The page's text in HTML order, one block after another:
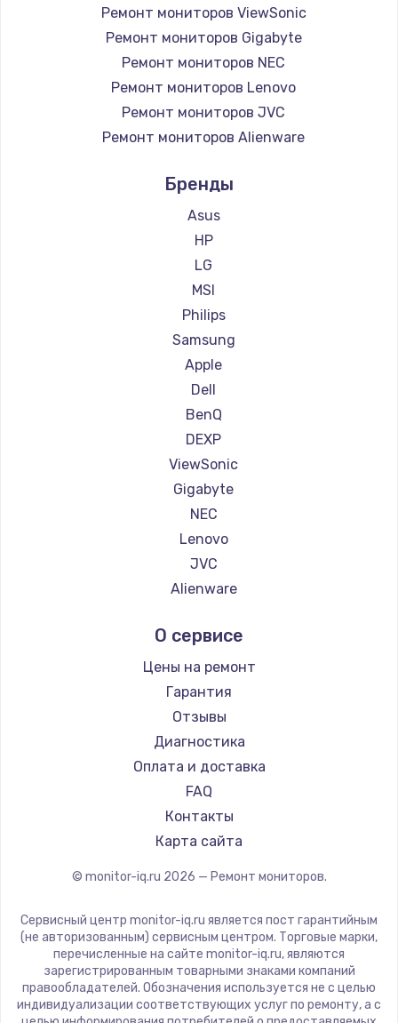
Ремонт мониторов ViewSonic
Ремонт мониторов Gigabyte
Ремонт мониторов NEC
Ремонт мониторов Lenovo
Ремонт мониторов JVC
Ремонт мониторов Alienware
Ремонт мониторов Thunderobot
Ремонт мониторов Hisense
Ремонт мониторов АОС
Ремонт мониторов Ardor
Ремонт мониторов Machenike
Ремонт мониторов iru
Ремонт мониторов Titan Army
Ремонт мониторов iFFALCON
Ремонт мониторов Dahua
Бренды
Asus
HP
LG
MSI
Philips
Samsung
Apple
Dell
BenQ
DEXP
ViewSonic
Gigabyte
NEC
Lenovo
JVC
Alienware
Thunderobot
Hisense
АОС
Ardor
Machenike
iru
Titan Army
iFFALCON
Dahua
О сервисе
Цены на ремонт
Гарантия
Отзывы
Диагностика
Оплата и доставка
FAQ
Контакты
Карта сайта
© monitor-iq.ru 2026 — Ремонт мониторов.
Сервисный центр monitor-iq.ru является пост гарантийным
(не авторизованным) сервисным центром. Торговые марки,
перечисленные на сайте monitor-iq.ru, являются
зарегистрированным товарными знаками компаний
правообладателей. Обозначения используется не с целью
индивидуализации соответствующих услуг по ремонту, а с